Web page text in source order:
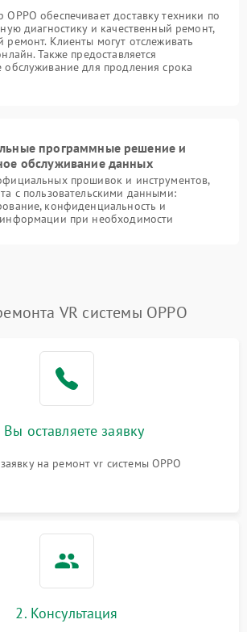
обеспечивает доставку техники по
диагностику и качественный ремонт,
ремонт. Клиенты могут отслеживать
Также предоставляется
обслуживание для продления срока
программные решение и
обслуживание данных
прошивок и инструментов,
с пользовательскими данными:
конфиденциальность и
информации при необходимости
VR системы OPPO
Вы оставляете заявку
на ремонт vr системы OPPO
2. Консультация